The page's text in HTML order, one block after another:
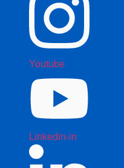
Youtube
Linkedin-in